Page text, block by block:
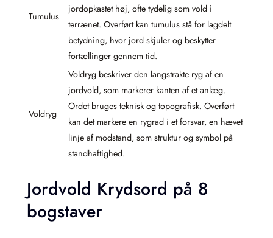
Tumulus
jordopkastet høj, ofte tydelig som vold i
terrænet. Overført kan tumulus stå for lagdelt
betydning, hvor jord skjuler og beskytter
fortællinger gennem tid.
Voldryg
Voldryg beskriver den langstrakte ryg af en
jordvold, som markerer kanten af et anlæg.
Ordet bruges teknisk og topografisk. Overført
kan det markere en rygrad i et forsvar, en hævet
linje af modstand, som struktur og symbol på
standhaftighed.
Jordvold Krydsord på 8
bogstaver